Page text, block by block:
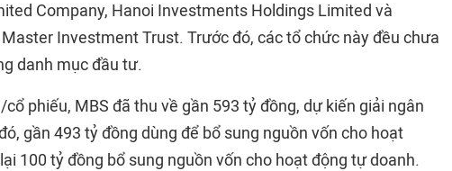
Company, Hanoi Investments Holdings Limited và
Investment Trust. Trước đó, các tổ chức này đều chưa
danh mục đầu tư.
phiếu, MBS đã thu về gần 593 tỷ đồng, dự kiến giải ngân
gần 493 tỷ đồng dùng để bổ sung nguồn vốn cho hoạt
100 tỷ đồng bổ sung nguồn vốn cho hoạt động tự doanh.